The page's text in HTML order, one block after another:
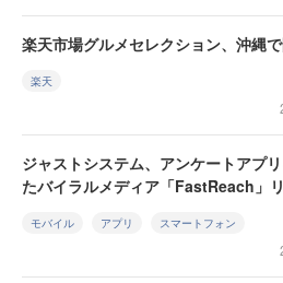
楽天市場グルメセレクション、沖縄
楽天
ジャストシステム、アンケートアプ
たバイラルメディア「FastReach」
モバイル アプリ スマートフォン